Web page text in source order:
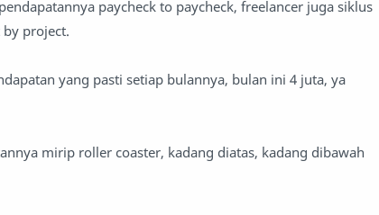
paycheck to paycheck, freelancer juga siklus
project.
yang pasti setiap bulannya, bulan ini 4 juta, ya
mirip roller coaster, kadang diatas, kadang dibawah